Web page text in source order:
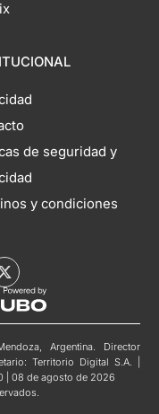
de seguridad y
y condiciones
Argentina. Director
Territorio Digital S.A. |
| 08 de agosto de 2026